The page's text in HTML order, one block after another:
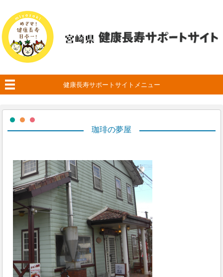
健康長寿サポートサイトメニュー
珈琲の夢屋